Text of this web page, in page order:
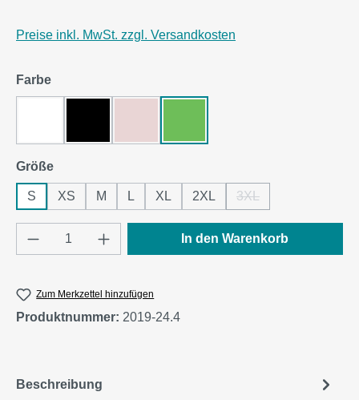
Preise inkl. MwSt. zzgl. Versandkosten
Farbeauswählen
Größeauswählen
S XS M L XL 2XL 3XL
Produkt Anzahl: Gib den gewünschten
In den Warenkorb
Zum Merkzettel hinzufügen
Produktnummer: 2019-24.4
Beschreibung